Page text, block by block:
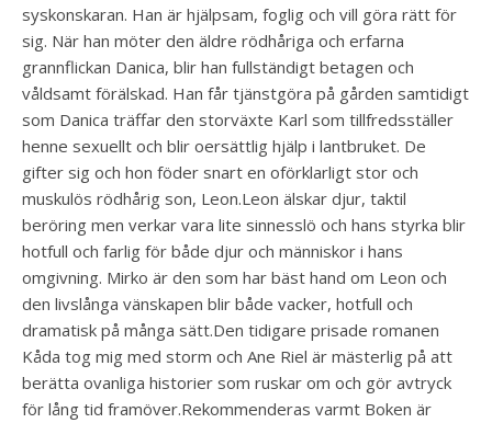
syskonskaran. Han är hjälpsam, foglig och vill göra rätt för
sig. När han möter den äldre rödhåriga och erfarna
grannflickan Danica, blir han fullständigt betagen och
våldsamt förälskad. Han får tjänstgöra på gården samtidigt
som Danica träffar den storväxte Karl som tillfredsställer
henne sexuellt och blir oersättlig hjälp i lantbruket. De
gifter sig och hon föder snart en oförklarligt stor och
muskulös rödhårig son, Leon.Leon älskar djur, taktil
beröring men verkar vara lite sinnesslö och hans styrka blir
hotfull och farlig för både djur och människor i hans
omgivning. Mirko är den som har bäst hand om Leon och
den livslånga vänskapen blir både vacker, hotfull och
dramatisk på många sätt.Den tidigare prisade romanen
Kåda tog mig med storm och Ane Riel är mästerlig på att
berätta ovanliga historier som ruskar om och gör avtryck
för lång tid framöver.Rekommenderas varmt Boken är